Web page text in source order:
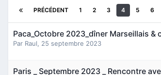
PRÉCÉDENT 1 2 3 4 5 6
Paca_Octobre 2023_dîner Marseillais &
Par Raul, 25 septembre 2023
Paris _ Septembre 2023 _ Rencontre